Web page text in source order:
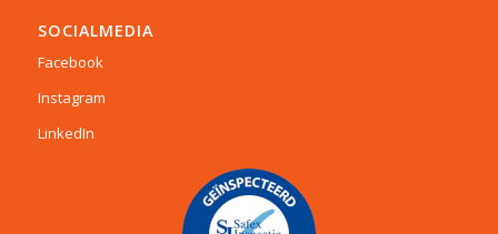
SOCIALMEDIA
Facebook
Instagram
LinkedIn